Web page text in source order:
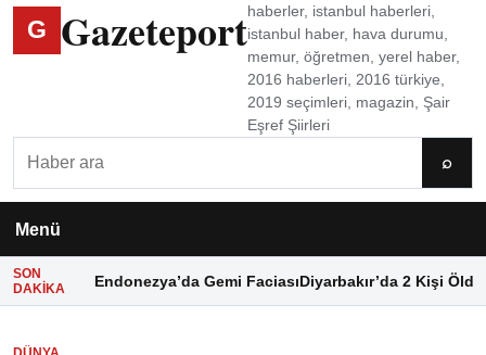
G Gazeteporthaberler, istanbul haberleri,
istanbul haber, hava durumu,
memur, öğretmen, yerel haber,
2016 haberleri, 2016 türkiye,
2019 seçimleri, magazin, Şair
Eşref Şiirleri
⌕
Menü
SON
DAKIKA
Endonezya’da Gemi FaciasıDiyarbakır’da 2 Kişi Öldü